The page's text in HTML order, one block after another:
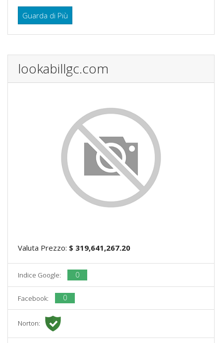
Guarda di Più
lookabillgc.com
Valuta Prezzo: $ 319,641,267.20
Indice Google: 0
Facebook: 0
Norton: